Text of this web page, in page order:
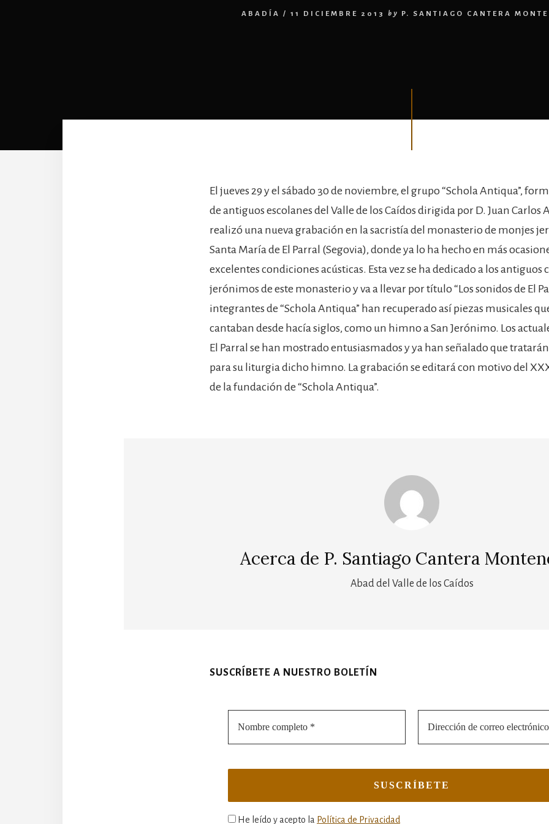
ABADÍA / 11 DICIEMBRE 2013 by P. SANTIAGO CANTERA
El jueves 29 y el sábado 30 de noviembre, el grupo “Schola Antiqua”,
de antiguos escolanes del Valle de los Caídos dirigida por D. Juan Carlos
realizó una nueva grabación en la sacristía del monasterio de monjes
Santa María de El Parral (Segovia), donde ya lo ha hecho en más
excelentes condiciones acústicas. Esta vez se ha dedicado a los antiguos
jerónimos de este monasterio y va a llevar por título “Los sonidos de El
integrantes de “Schola Antiqua” han recuperado así piezas musicales
cantaban desde hacía siglos, como un himno a San Jerónimo. Los
El Parral se han mostrado entusiasmados y ya han señalado que
para su liturgia dicho himno. La grabación se editará con motivo del
de la fundación de “Schola Antiqua”.
Acerca de P. Santiago Cantera
Abad del Valle de los Caídos
SUSCRÍBETE A NUESTRO BOLETÍN
He leído y acepto la Política de Privacidad